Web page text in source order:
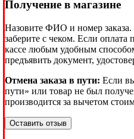
Получение в магазине
Назовите ФИО и номер
заберите с чеком. Если
кассе любым удобным
предъявить документ,
Отмена заказа в пути: Если
пути» или товар не был
производится за вычетом
Оставить отзыв